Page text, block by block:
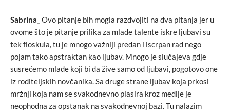
Sabrina_ Ovo pitanje bih mogla razdvojiti na dva pitanja jer u
ovome što je pitanje prilika za mlade talente iskre ljubavi su
tek floskula, tu je mnogo važniji predan i iscrpan rad nego
pojam tako apstraktan kao ljubav. Mnogo je slučajeva gdje
susrećemo mlade koji bi da žive samo od ljubavi, pogotovo one
iz roditeljskih novčanika. Sa druge strane ljubav koja prkosi
mržnji koja nam se svakodnevno plasira kroz medije je
neophodna za opstanak na svakodnevnoj bazi. Tu nalazim